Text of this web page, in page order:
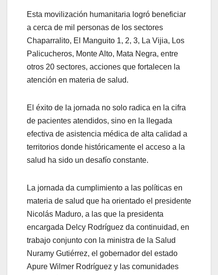
Esta movilización humanitaria logró beneficiar
a cerca de mil personas de los sectores
Chaparralito, El Manguito 1, 2, 3, La Vijia, Los
Palicucheros, Monte Alto, Mata Negra, entre
otros 20 sectores, acciones que fortalecen la
atención en materia de salud.
El éxito de la jornada no solo radica en la cifra
de pacientes atendidos, sino en la llegada
efectiva de asistencia médica de alta calidad a
territorios donde históricamente el acceso a la
salud ha sido un desafío constante.
La jornada da cumplimiento a las políticas en
materia de salud que ha orientado el presidente
Nicolás Maduro, a las que la presidenta
encargada Delcy Rodríguez da continuidad, en
trabajo conjunto con la ministra de la Salud
Nuramy Gutiérrez, el gobernador del estado
Apure Wilmer Rodríguez y las comunidades